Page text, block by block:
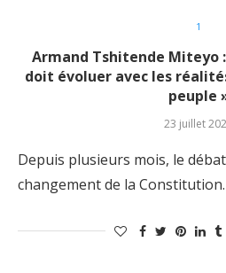
1
Armand Tshitende Miteyo
doit évoluer avec les
peuple
23 juillet
Depuis plusieurs mois, le
changement de la